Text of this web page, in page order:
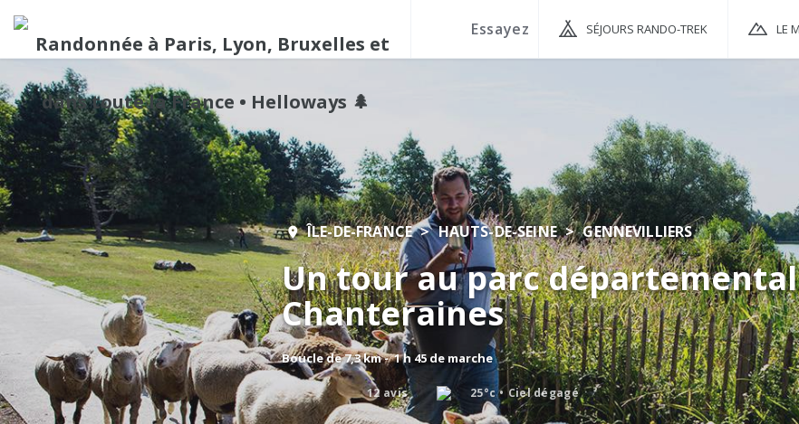
SÉJOURS RANDO-TREK LE
ÎLE-DE-FRANCE HAUTS-DE-SEINE GENNEVILLIERS
Un tour au parc
Chanteraines
Boucle de 7,3 km - 1 h 45 de marche
12 avis 25°c Ciel dégagé